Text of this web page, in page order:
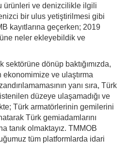
ürünleri ve denizcilikle ilgili
bir ulus yetiştirilmesi gibi
kayıtlarına geçerken; 2019
neler ekleyebildik ve
dönüp baktığımızda,
ve ulaştırma
yanı sıra, Türk
istenilen düzeye ulaşamadığı ve
Türk armatörlerinin gemilerini
Türk gemiadamlarını
tanık olmaktayız. TMMOB
tüm platformlarda idari